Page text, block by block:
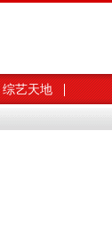
综艺天地